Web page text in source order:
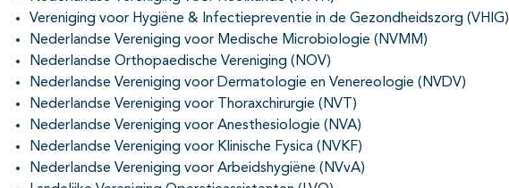
Vereniging voor Hygiëne & Infectiepreventie in de Gezondheidszorg (VHIG)
Nederlandse Vereniging voor Medische Microbiologie (NVMM)
Nederlandse Orthopaedische Vereniging (NOV)
Nederlandse Vereniging voor Dermatologie en Venereologie (NVDV)
Nederlandse Vereniging voor Thoraxchirurgie (NVT)
Nederlandse Vereniging voor Anesthesiologie (NVA)
Nederlandse Vereniging voor Klinische Fysica (NVKF)
Nederlandse Vereniging voor Arbeidshygiëne (NVvA)